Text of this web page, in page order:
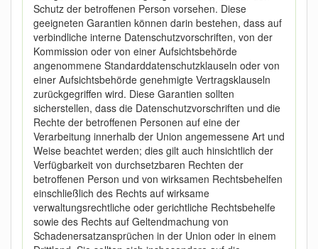
Schutz der betroffenen Person vorsehen. Diese
geeigneten Garantien können darin bestehen, dass auf
verbindliche interne Datenschutzvorschriften, von der
Kommission oder von einer Aufsichtsbehörde
angenommene Standarddatenschutzklauseln oder von
einer Aufsichtsbehörde genehmigte Vertragsklauseln
zurückgegriffen wird. Diese Garantien sollten
sicherstellen, dass die Datenschutzvorschriften und die
Rechte der betroffenen Personen auf eine der
Verarbeitung innerhalb der Union angemessene Art und
Weise beachtet werden; dies gilt auch hinsichtlich der
Verfügbarkeit von durchsetzbaren Rechten der
betroffenen Person und von wirksamen Rechtsbehelfen
einschließlich des Rechts auf wirksame
verwaltungsrechtliche oder gerichtliche Rechtsbehelfe
sowie des Rechts auf Geltendmachung von
Schadenersatzansprüchen in der Union oder in einem